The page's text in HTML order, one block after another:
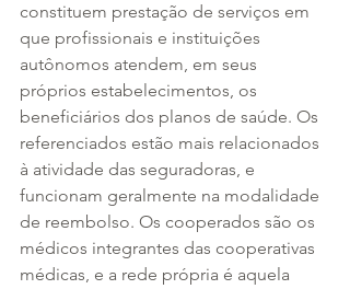
constituem prestação de serviços em
que profissionais e instituições
autônomos atendem, em seus
próprios estabelecimentos, os
beneficiários dos planos de saúde. Os
referenciados estão mais relacionados
à atividade das seguradoras, e
funcionam geralmente na modalidade
de reembolso. Os cooperados são os
médicos integrantes das cooperativas
médicas, e a rede própria é aquela